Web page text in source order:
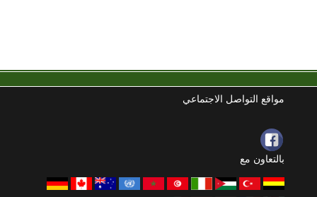
مواقع التواصل الاجتماعي
بالتعاون مع